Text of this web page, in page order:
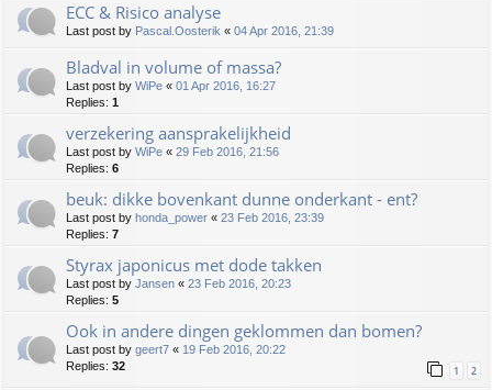
ECC & Risico analyse
Last post by Pascal.Oosterik « 04 Apr 2016, 21:39
Bladval in volume of massa?
Last post by WiPe « 01 Apr 2016, 16:27
Replies: 1
verzekering aansprakelijkheid
Last post by WiPe « 29 Feb 2016, 21:56
Replies: 6
beuk: dikke bovenkant dunne onderkant - ent?
Last post by honda_power « 23 Feb 2016, 23:39
Replies: 7
Styrax japonicus met dode takken
Last post by Jansen « 23 Feb 2016, 20:23
Replies: 5
Ook in andere dingen geklommen dan bomen?
Last post by geert7 « 19 Feb 2016, 20:22
Replies: 32 1 2